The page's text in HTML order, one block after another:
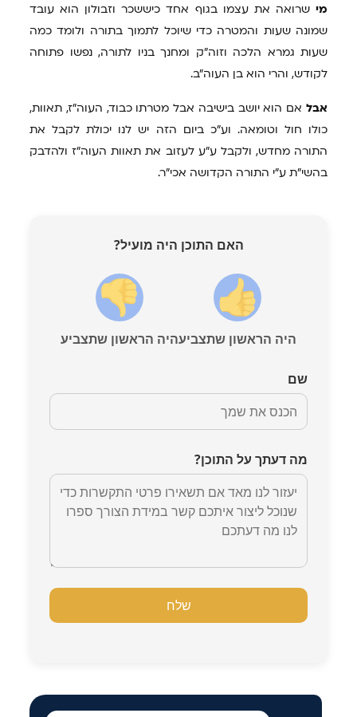
מי שרואה את עצמו בגוף אחד כיששכר וזבולון הוא עובד
שמונה שעות והמטרה כדי שיוכל לתמוך בתורה ולומד כמה
שעות גמרא הלכה וזוה"ק ומחנך בניו לתורה, נפשו פתוחה
לקודש, והרי הוא בן העוה"ב.
אבל אם הוא יושב בישיבה אבל מטרתו כבוד, העוה"ז, תאוות,
כולו חול וטומאה. וע"כ ביום הזה יש לנו יכולת לקבל את
התורה מחדש, ולקבל ע"ע לעזוב את תאוות העוה"ז ולהדבק
בהשי"ת ע"י התורה הקדושה אכי"ר.
האם התוכן היה מועיל?
היה הראשון שתצביעהיה הראשון שתצביע
שם
מה דעתך על התוכן?